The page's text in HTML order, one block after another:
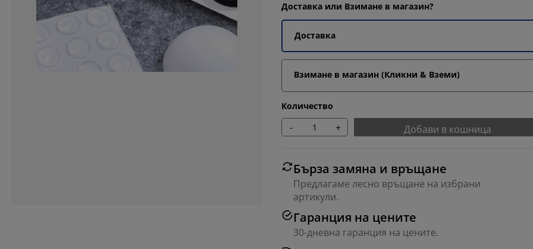
Доставка или Взимане в магазин?
Доставка
Взимане в магазин (Кликни & Вземи)
Количество
- + Добави в кошница
Бърза замяна и връщане
Предлагаме лесно връщане на избрани
артикули.
Гаранция на цените
30-дневна гаранция на цените.